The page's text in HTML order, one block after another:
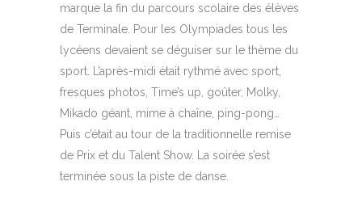
marque la fin du parcours scolaire des élèves
de Terminale. Pour les Olympiades tous les
lycéens devaient se déguiser sur le thème du
sport. L’après-midi était rythmé avec sport,
fresques photos, Time’s up, goûter, Molky,
Mikado géant, mime à chaîne, ping-pong…
Puis c’était au tour de la traditionnelle remise
de Prix et du Talent Show. La soirée s’est
terminée sous la piste de danse.